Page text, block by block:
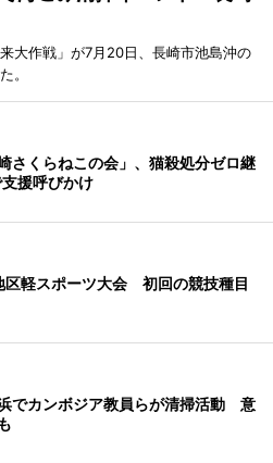
大作戦」が7月20日、長崎市池島沖の
。
さくらねこの会」、猫殺処分ゼロ継
援呼びかけ
区軽スポーツ大会 初回の競技種目
でカンボジア教員らが清掃活動 意